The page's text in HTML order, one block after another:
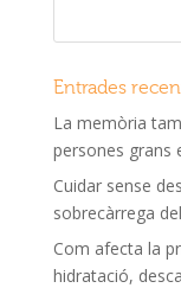
Entrades
La memòria
persones grans
Cuidar sense
sobrecàrrega
Com afecta la
hidratació,